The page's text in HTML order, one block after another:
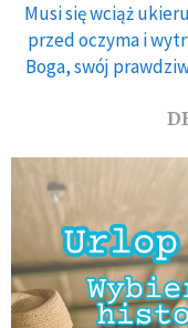
Musi się wciąż
przed oczyma i
Boga, swój